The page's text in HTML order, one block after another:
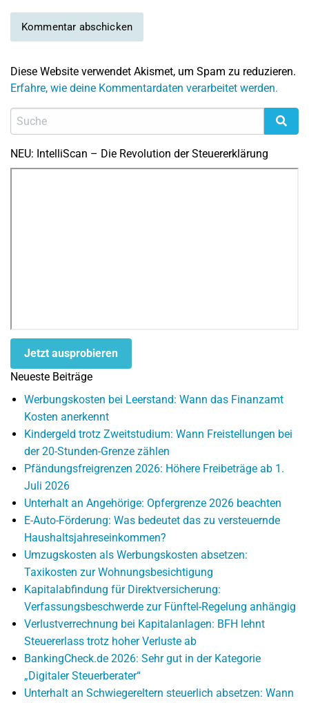
Diese Website verwendet Akismet, um Spam zu reduzieren.
Erfahre, wie deine Kommentardaten verarbeitet werden.
NEU: IntelliScan – Die Revolution der Steuererklärung
Jetzt ausprobieren
Neueste Beiträge
Werbungskosten bei Leerstand: Wann das Finanzamt
Kosten anerkennt
Kindergeld trotz Zweitstudium: Wann Freistellungen bei
der 20-Stunden-Grenze zählen
Pfändungsfreigrenzen 2026: Höhere Freibeträge ab 1.
Juli 2026
Unterhalt an Angehörige: Opfergrenze 2026 beachten
E-Auto-Förderung: Was bedeutet das zu versteuernde
Haushaltsjahreseinkommen?
Umzugskosten als Werbungskosten absetzen:
Taxikosten zur Wohnungsbesichtigung
Kapitalabfindung für Direktversicherung:
Verfassungsbeschwerde zur Fünftel-Regelung anhängig
Verlustverrechnung bei Kapitalanlagen: BFH lehnt
Steuererlass trotz hoher Verluste ab
BankingCheck.de 2026: Sehr gut in der Kategorie
„Digitaler Steuerberater“
Unterhalt an Schwiegereltern steuerlich absetzen: Wann